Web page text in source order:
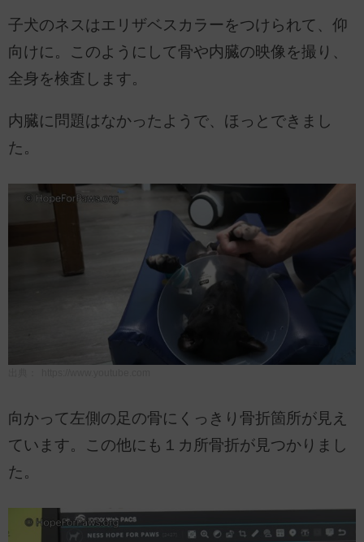
子犬のネスはエリザベスカラーをつけられて、仰
向けに。このようにして骨や内臓の映像を撮り、
全身を検査します。
内臓に問題はなかったようで、ほっとできまし
た。
向かって左側の足の骨にくっきり骨折箇所が見え
ています。この他にも１カ所骨折が見つかりまし
た。